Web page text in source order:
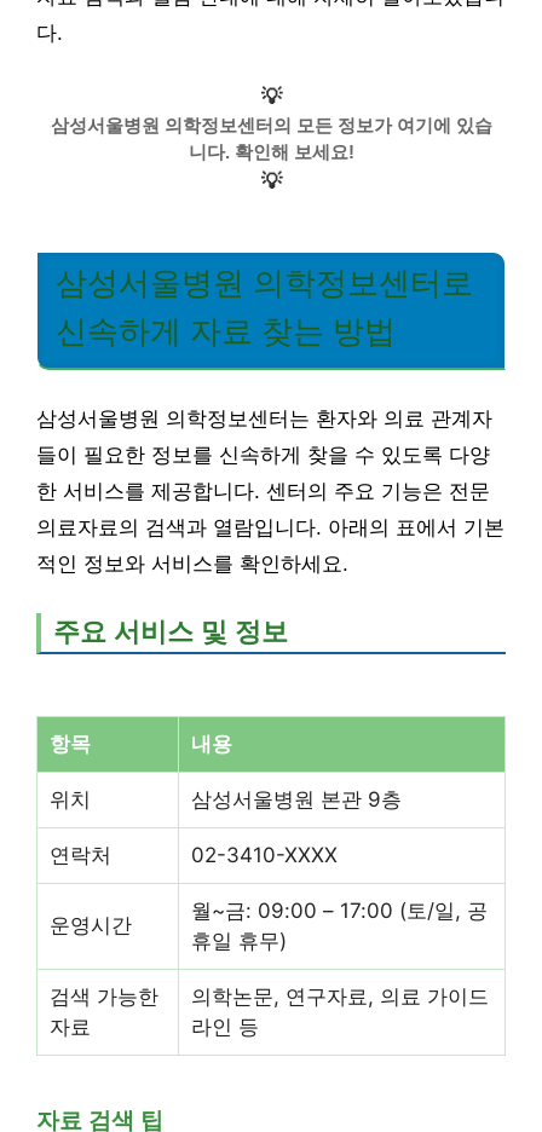
다.
💡
삼성서울병원 의학정보센터의 모든 정보가 여기에 있습
니다. 확인해 보세요!
💡
삼성서울병원 의학정보센터로
신속하게 자료 찾는 방법
삼성서울병원 의학정보센터는 환자와 의료 관계자
들이 필요한 정보를 신속하게 찾을 수 있도록 다양
한 서비스를 제공합니다. 센터의 주요 기능은 전문
의료자료의 검색과 열람입니다. 아래의 표에서 기본
적인 정보와 서비스를 확인하세요.
주요 서비스 및 정보
항목 내용
위치 삼성서울병원 본관 9층
연락처 02-3410-XXXX
운영시간
월~금: 09:00 – 17:00 (토/일, 공
휴일 휴무)
검색 가능한
자료
의학논문, 연구자료, 의료 가이드
라인 등
자료 검색 팁